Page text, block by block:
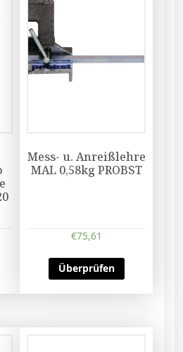
Mess- u. Anreißlehre
MAL 0,58kg PROBST
€75,61
Überprüfen